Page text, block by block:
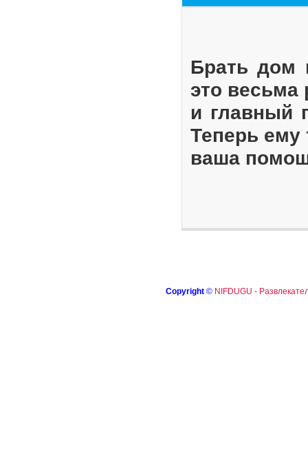
Брать дом
это весьма
и главный
Теперь ему
ваша
Copyright © NIFDUGU -